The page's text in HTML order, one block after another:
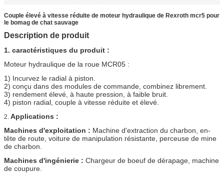
Couple élevé à vitesse réduite de moteur hydraulique de Rexroth mcr5 pour
le bomag de chat sauvage
Description de produit
1. caractéristiques du produit :
Moteur hydraulique de la roue MCR05 :
1) Incurvez le radial à piston.
2) conçu dans des modules de commande, combinez librement.
3) rendement élevé, à haute pression, à faible bruit.
4) piston radial, couple à vitesse réduite et élevé.
2. Applications :
Machines d'exploitation : Machine d'extraction du charbon, en-
tête de route, voiture de manipulation résistante, perceuse de mine
de charbon.
Machines d'ingénierie : Chargeur de boeuf de dérapage, machine
de coupure.